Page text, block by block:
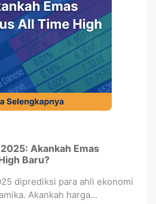
Akankah Emas
Baru?
diprediksi para ahli ekonomi
Akankah harga...